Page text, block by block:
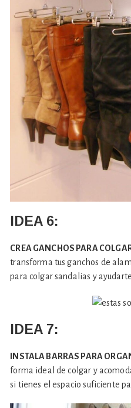
IDEA 6:
CREA GANCHOS PARA
transforma tus ganchos de
para colgar sandalias y
IDEA 7:
INSTALA BARRAS PARA
forma ideal de colgar y
si tienes el espacio suficiente